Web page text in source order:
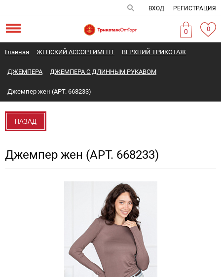
ВХОД РЕГИСТРАЦИЯ
0 0
Главная ЖЕНСКИЙ АССОРТИМЕНТ ВЕРХНИЙ ТРИКОТАЖ
ДЖЕМПЕРА ДЖЕМПЕРА С ДЛИННЫМ РУКАВОМ
Джемпер жен (АРТ. 668233)
НАЗАД
Джемпер жен (АРТ. 668233)
Новинка